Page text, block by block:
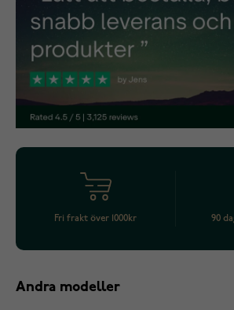
Fri frakt över 1000kr 90
Andra modeller